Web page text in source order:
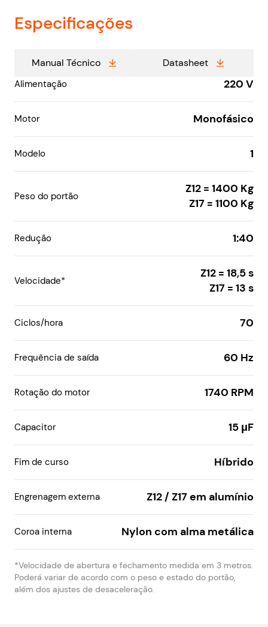
Especificações
Manual Técnico Datasheet
Alimentação 220 V
Motor Monofásico
Modelo 1
Peso do portão
Z12 = 1400 Kg
Z17 = 1100 Kg
Redução 1:40
Velocidade*
Z12 = 18,5 s
Z17 = 13 s
Ciclos/hora 70
Frequência de saída 60 Hz
Rotação do motor 1740 RPM
Capacitor 15 μF
Fim de curso Híbrido
Engrenagem externa Z12 / Z17 em alumínio
Coroa interna Nylon com alma metálica
*Velocidade de abertura e fechamento medida em 3 metros.
Poderá variar de acordo com o peso e estado do portão,
além dos ajustes de desaceleração.